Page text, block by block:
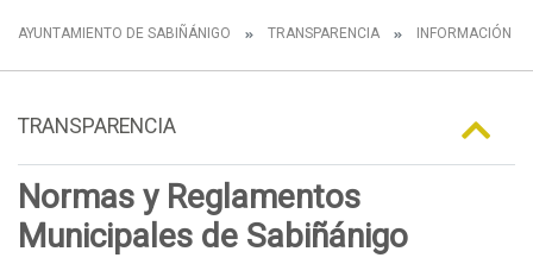
AYUNTAMIENTO DE SABIÑÁNIGO TRANSPARENCIA INFORMACIÓN
TRANSPARENCIA
Normas y Reglamentos
Municipales de Sabiñánigo